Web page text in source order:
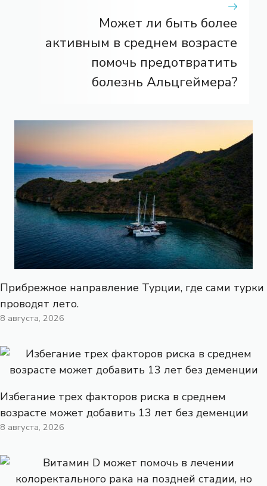
Может ли быть более
активным в среднем возрасте
помочь предотвратить
болезнь Альцгеймера?
Прибрежное направление Турции, где сами турки
проводят лето.
8 августа, 2026
Избегание трех факторов риска в среднем
возрасте может добавить 13 лет без деменции
8 августа, 2026